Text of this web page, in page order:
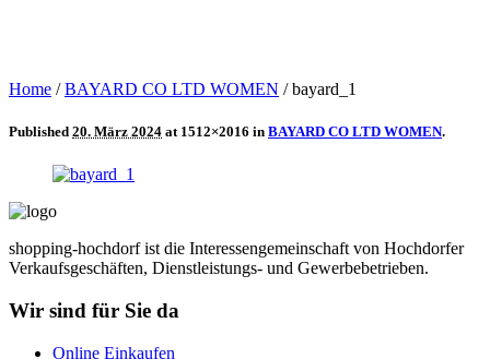
Home /BAYARD CO LTD WOMEN /bayard_1
Published 20. März 2024 at 1512×2016 in BAYARD CO LTD WOMEN.
shopping-hochdorf ist die Interessengemeinschaft von Hochdorfer
Verkaufsgeschäften, Dienstleistungs- und Gewerbebetrieben.
Wir sind für Sie da
Online Einkaufen